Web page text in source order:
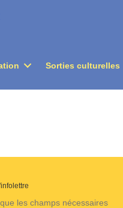
Sorties culturelles
les champs nécessaires